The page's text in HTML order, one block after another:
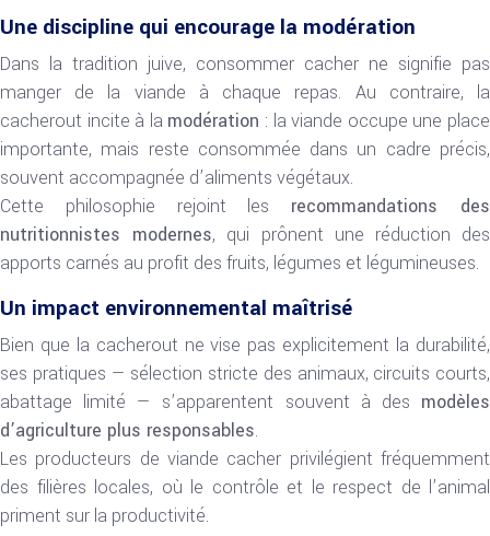
Une discipline qui encourage la modération
Dans la tradition juive, consommer cacher ne signifie pas
manger de la viande à chaque repas. Au contraire, la
cacherout incite à la modération : la viande occupe une place
importante, mais reste consommée dans un cadre précis,
souvent accompagnée d’aliments végétaux.
Cette philosophie rejoint les recommandations des
nutritionnistes modernes, qui prônent une réduction des
apports carnés au profit des fruits, légumes et légumineuses.
Un impact environnemental maîtrisé
Bien que la cacherout ne vise pas explicitement la durabilité,
ses pratiques — sélection stricte des animaux, circuits courts,
abattage limité — s’apparentent souvent à des modèles
d’agriculture plus responsables.
Les producteurs de viande cacher privilégient fréquemment
des filières locales, où le contrôle et le respect de l’animal
priment sur la productivité.